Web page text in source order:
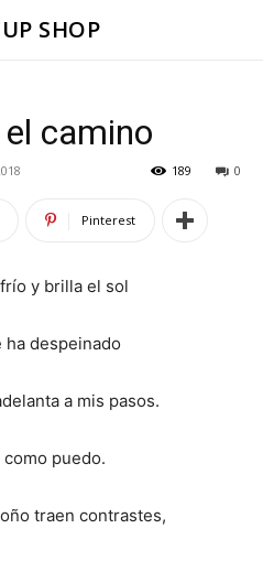
SHOP
camino
0
189
Pinterest
y brilla el sol
ha despeinado
a mis pasos.
puedo.
traen contrastes,